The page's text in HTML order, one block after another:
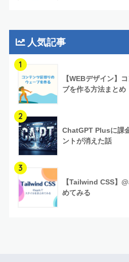
人気記事
1
【WEBデザイン】
ブを作る方法まとめ
2
ChatGPT Plusに課
ントが消えた話
3
【Tailwind CSS】
めてみる